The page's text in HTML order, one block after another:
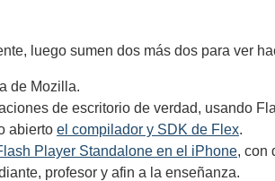
luego sumen dos más dos para ver
de Mozilla.
de escritorio de verdad, usando
abierto el compilador y SDK de Flex.
Player Standalone en el iPhone, con
profesor y afin a la enseñanza.